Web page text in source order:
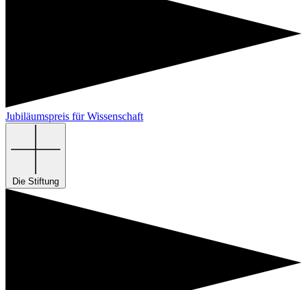
Jubiläumspreis für Wissenschaft
Die Stiftung